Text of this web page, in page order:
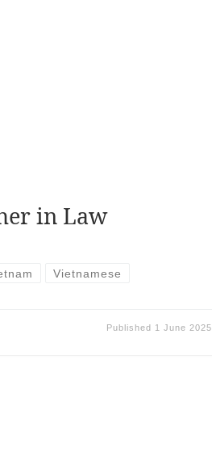
in Law
Vietnamese
Published 1 June 2025